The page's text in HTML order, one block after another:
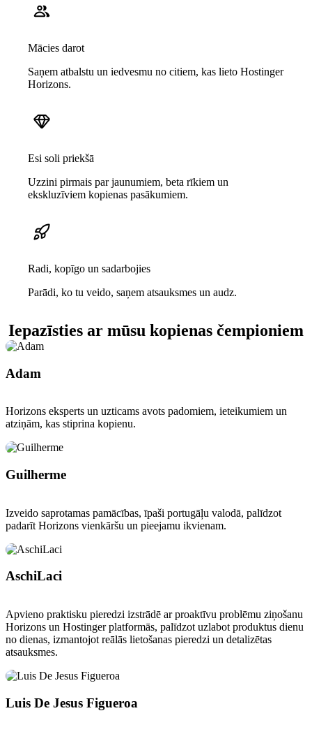
Mācies darot
Saņem atbalstu un iedvesmu no citiem, kas lieto Hostinger
Horizons.
Esi soli priekšā
Uzzini pirmais par jaunumiem, beta rīkiem un
ekskluzīviem kopienas pasākumiem.
Radi, kopīgo un sadarbojies
Parādi, ko tu veido, saņem atsauksmes un audz.
Iepazīsties ar mūsu kopienas čempioniem
Adam
Horizons eksperts un uzticams avots padomiem, ieteikumiem un
atziņām, kas stiprina kopienu.
Guilherme
Izveido saprotamas pamācības, īpaši portugāļu valodā, palīdzot
padarīt Horizons vienkāršu un pieejamu ikvienam.
AschiLaci
Apvieno praktisku pieredzi izstrādē ar proaktīvu problēmu ziņošanu
Horizons un Hostinger platformās, palīdzot uzlabot produktus dienu
no dienas, izmantojot reālās lietošanas pieredzi un detalizētas
atsauksmes.
Luis De Jesus Figueroa